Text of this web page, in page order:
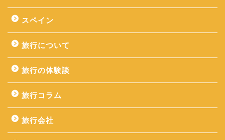
スペイン
旅行について
旅行の体験談
旅行コラム
旅行会社